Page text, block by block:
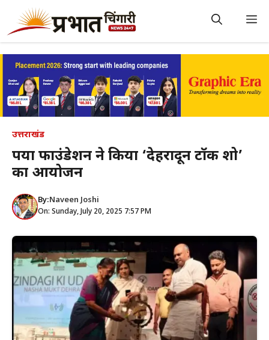
content
उत्तराखंड
पर्या फाउंडेशन ने किया ‘देहरादून टॉक शो’
का आयोजन
By:Naveen Joshi
On: Sunday, July 20, 2025 7:57 PM